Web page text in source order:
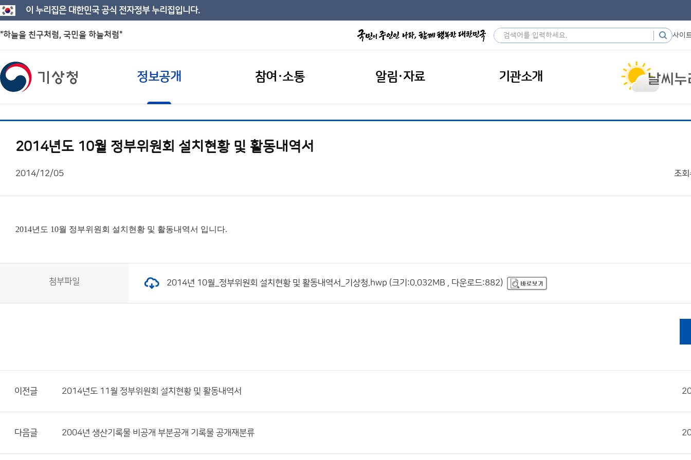
이 누리집은 대한민국 공식 전자정부 누리집입니다.
"하늘을 친구처럼, 국민을 하늘처럼" 사이
정보공개 참여·소통 알림·자료 기관소개
2014년도 10월 정부위원회 설치현황 및 활동내역서
2014/12/05 조회
2014년도 10월 정부위원회 설치현황 및 활동내역서 입니다.
첨부파일 2014년 10월_정부위원회 설치현황 및 활동내역서_기상청.hwp (크기:0.032MB , 다운로드:882)
이전글 2014년도 11월 정부위원회 설치현황 및 활동내역서
다음글 2004년 생산기록물 비공개 부분공개 기록물 공개재분류